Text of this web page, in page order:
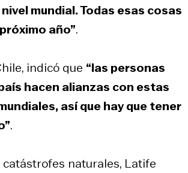
mundial. Todas esas cosas
año”.
indicó que “las personas
hacen alianzas con estas
así que hay que tener
.
naturales, Latife